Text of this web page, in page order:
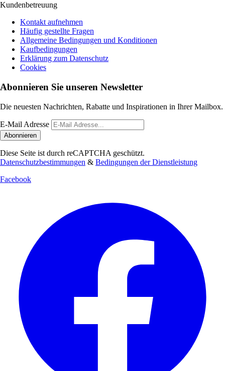
Kundenbetreuung
Kontakt aufnehmen
Häufig gestellte Fragen
Allgemeine Bedingungen und Konditionen
Kaufbedingungen
Erklärung zum Datenschutz
Cookies
Abonnieren Sie unseren Newsletter
Die neuesten Nachrichten, Rabatte und Inspirationen in Ihrer Mailbox.
E-Mail Adresse
Abonnieren
Diese Seite ist durch reCAPTCHA geschützt.
Datenschutzbestimmungen & Bedingungen der Dienstleistung
Facebook